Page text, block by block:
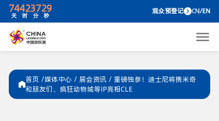
74
天
42
时
37
分
29 观众预
首页 /媒体中心 / 展会资讯 / 重磅独参！迪士尼将携米奇
和朋友们、疯狂动物城等IP亮相CLE